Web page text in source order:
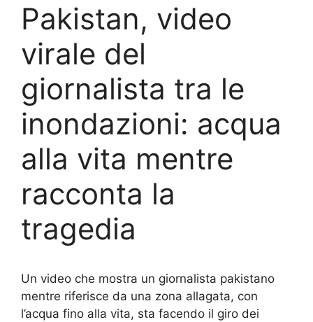
Pakistan, video
virale del
giornalista tra le
inondazioni: acqua
alla vita mentre
racconta la
tragedia
Un video che mostra un giornalista pakistano
mentre riferisce da una zona allagata, con
l’acqua fino alla vita, sta facendo il giro dei